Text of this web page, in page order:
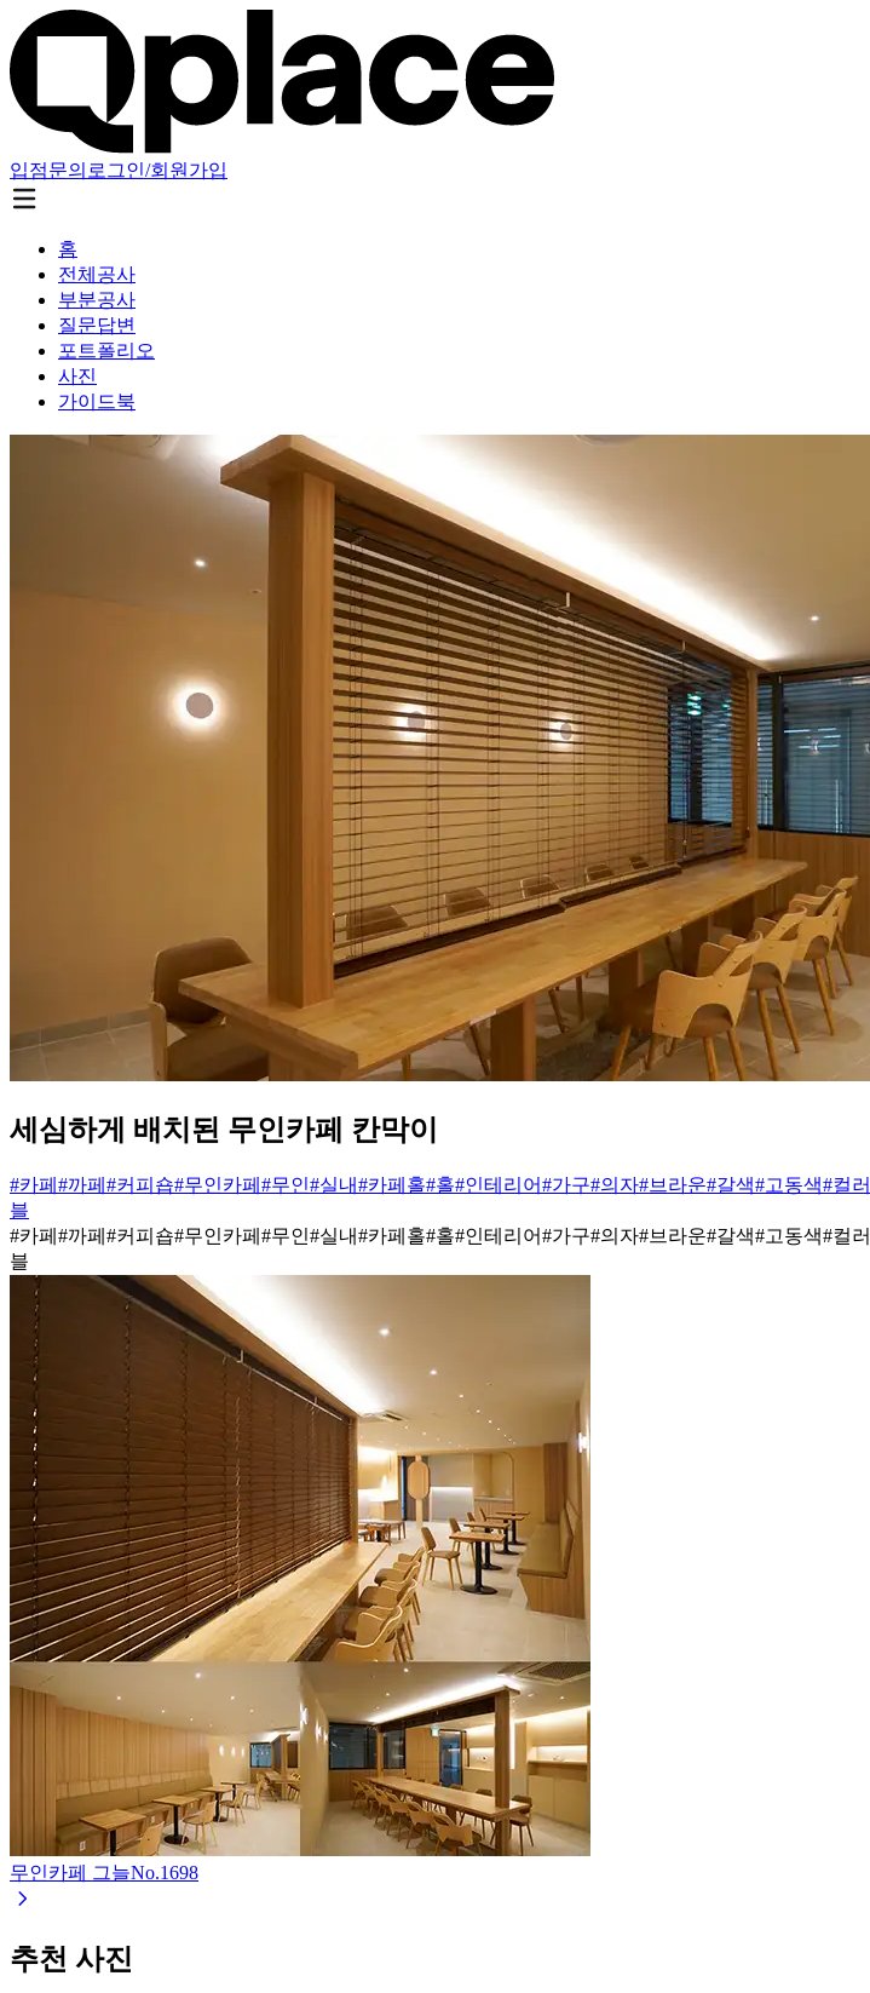
입점문의 로그인/회원가입
홈
전체공사
부분공사
질문답변
포트폴리오
사진
가이드북
세심하게 배치된 무인카페 칸막이
#카페 #까페 #커피숍#무인카페 #무인#실내#카페홀#홀#인테리어#가구#의자#브라운#갈색#고동색#컬러
블
#카페 #까페 #커피숍#무인카페 #무인#실내#카페홀#홀#인테리어#가구#의자#브라운#갈색#고동색#컬러
블
무인카페 그늘No.1698
추천 사진